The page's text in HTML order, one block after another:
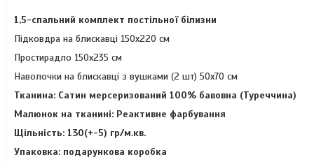
1,5-спальний комплект постільної білизни
Підковдра на блискавці 150x220 см
Простирадло 150x235 см
Наволочки на блискавці з вушками (2 шт) 50х70 см
Тканина: Cатин мерсеризований 100% бавовна (Туреччина)
Малюнок на тканині: Реактивне фарбування
Щільність: 130(+-5) гр/м.кв.
Упаковка: подарункова коробка